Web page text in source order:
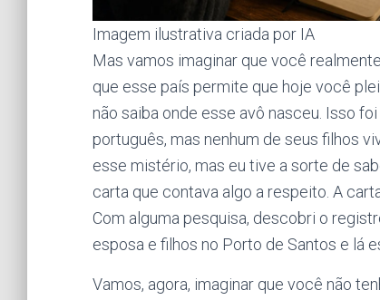
Imagem ilustrativa criada por IA
Mas vamos imaginar que você
que esse país permite que hoje você
não saiba onde esse avô nasceu. Isso
português, mas nenhum de seus filhos
esse mistério, mas eu tive a sorte de
carta que contava algo a respeito. A
Com alguma pesquisa, descobri o
esposa e filhos no Porto de Santos e lá
Vamos, agora, imaginar que você não